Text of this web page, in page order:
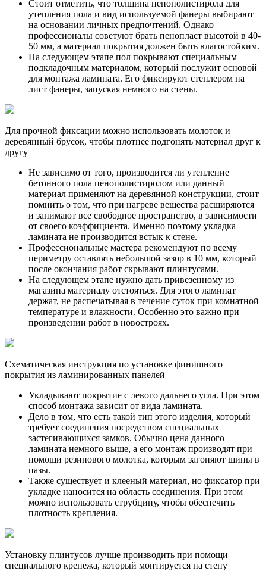
Стоит отметить, что толщина пенополистирола для
утепления пола и вид используемой фанеры выбирают
на основании личных предпочтений. Однако
профессионалы советуют брать пенопласт высотой в 40-
50 мм, а материал покрытия должен быть влагостойким.
На следующем этапе пол покрывают специальным
подкладочным материалом, который послужит основой
для монтажа ламината. Его фиксируют степлером на
лист фанеры, запуская немного на стены.
Для прочной фиксации можно использовать молоток и
деревянный брусок, чтобы плотнее подгонять материал друг к
другу
Не зависимо от того, производится ли утепление
бетонного пола пенополистиролом или данный
материал применяют на деревянной конструкции, стоит
помнить о том, что при нагреве вещества расширяются
и занимают все свободное пространство, в зависимости
от своего коэффициента. Именно поэтому укладка
ламината не производится встык к стене.
Профессиональные мастера рекомендуют по всему
периметру оставлять небольшой зазор в 10 мм, который
после окончания работ скрывают плинтусами.
На следующем этапе нужно дать привезенному из
магазина материалу отстояться. Для этого ламинат
держат, не распечатывая в течение суток при комнатной
температуре и влажности. Особенно это важно при
произведении работ в новостроях.
Схематическая инструкция по установке финишного
покрытия из ламинированных панелей
Укладывают покрытие с левого дальнего угла. При этом
способ монтажа зависит от вида ламината.
Дело в том, что есть такой тип этого изделия, который
требует соединения посредством специальных
застегивающихся замков. Обычно цена данного
ламината немного выше, а его монтаж производят при
помощи резинового молотка, которым загоняют шипы в
пазы.
Также существует и клееный материал, но фиксатор при
укладке наносится на область соединения. При этом
можно использовать струбцину, чтобы обеспечить
плотность крепления.
Установку плинтусов лучше производить при помощи
специального крепежа, который монтируется на стену